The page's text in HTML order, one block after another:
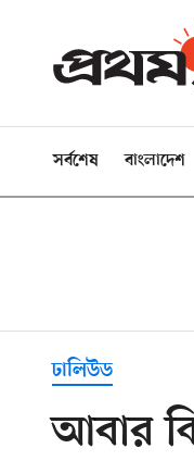
সর্বশেষ বাংলাদেশ
ঢালিউড
আবার